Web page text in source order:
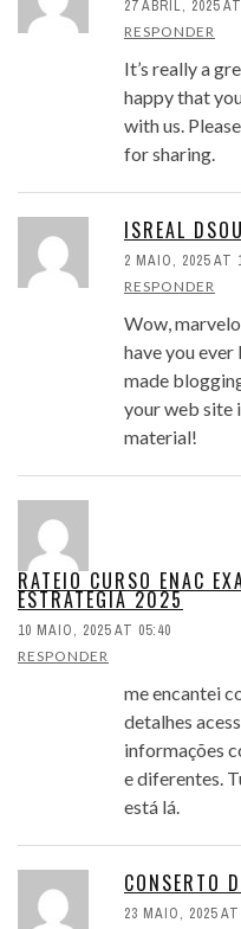
27 ABRIL, 2025
RESPONDER
It’s really a
happy that
with us.
for sharing.
ISREAL
2 MAIO, 2025 AT
RESPONDER
Wow,
have you
made
your web site
material!
RATEIO CURSO ENAC
ESTRATEGIA 2025
10 MAIO, 2025 AT 05:40
RESPONDER
me encantei
detalhes
informações
e diferentes.
está lá.
CONSERTO
23 MAIO, 2025